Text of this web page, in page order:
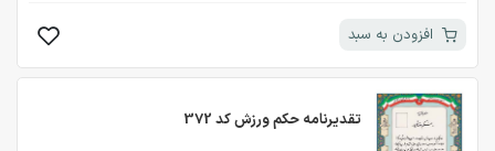
افزودن به سبد
تقدیرنامه حکم ورزش کد 372